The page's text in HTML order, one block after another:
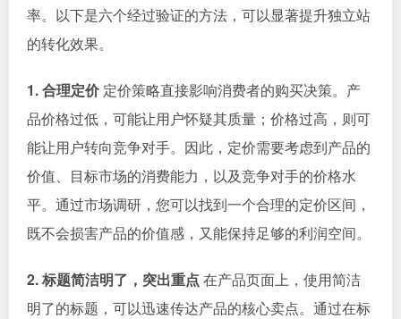
率。以下是六个经过验证的方法，可以显著提升独立站
的转化效果。
1. 合理定价定价策略直接影响消费者的购买决策。产
品价格过低，可能让用户怀疑其质量；价格过高，则可
能让用户转向竞争对手。因此，定价需要考虑到产品的
价值、目标市场的消费能力，以及竞争对手的价格水
平。通过市场调研，您可以找到一个合理的定价区间，
既不会损害产品的价值感，又能保持足够的利润空间。
2. 标题简洁明了，突出重点 在产品页面上，使用简洁
明了的标题，可以迅速传达产品的核心卖点。通过在标